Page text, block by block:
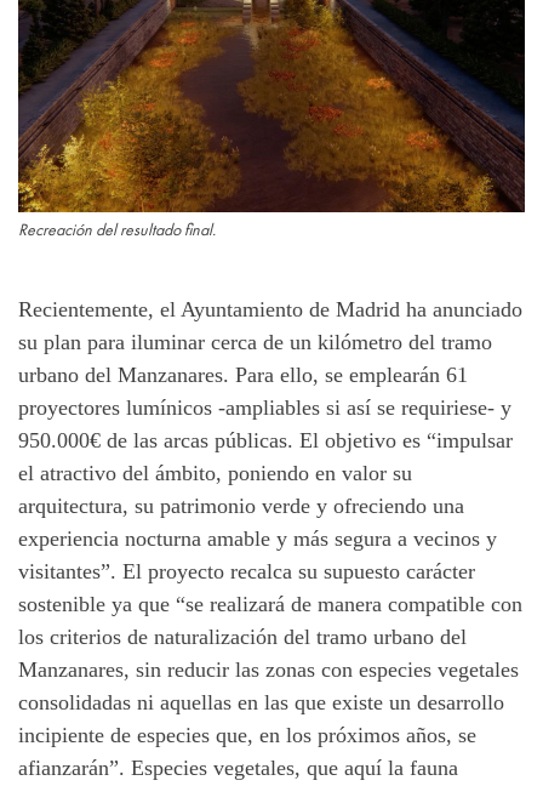
Recreación del resultado final.
Recientemente, el Ayuntamiento de Madrid ha anunciado
su plan para iluminar cerca de un kilómetro del tramo
urbano del Manzanares. Para ello, se emplearán 61
proyectores lumínicos -ampliables si así se requiriese- y
950.000€ de las arcas públicas. El objetivo es “impulsar
el atractivo del ámbito, poniendo en valor su
arquitectura, su patrimonio verde y ofreciendo una
experiencia nocturna amable y más segura a vecinos y
visitantes”. El proyecto recalca su supuesto carácter
sostenible ya que “se realizará de manera compatible con
los criterios de naturalización del tramo urbano del
Manzanares, sin reducir las zonas con especies vegetales
consolidadas ni aquellas en las que existe un desarrollo
incipiente de especies que, en los próximos años, se
afianzarán”. Especies vegetales, que aquí la fauna